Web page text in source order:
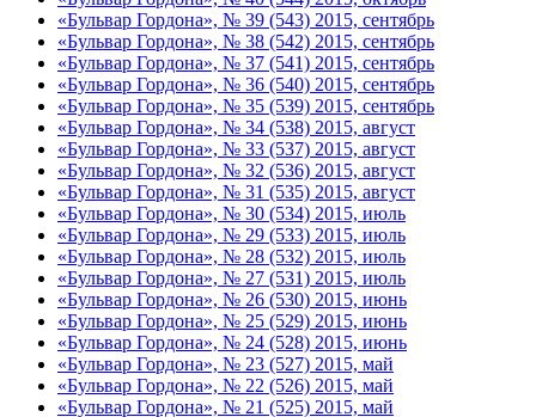
«Бульвар Гордона», № 39 (543) 2015, сентябрь
«Бульвар Гордона», № 38 (542) 2015, сентябрь
«Бульвар Гордона», № 37 (541) 2015, сентябрь
«Бульвар Гордона», № 36 (540) 2015, сентябрь
«Бульвар Гордона», № 35 (539) 2015, сентябрь
«Бульвар Гордона», № 34 (538) 2015, август
«Бульвар Гордона», № 33 (537) 2015, август
«Бульвар Гордона», № 32 (536) 2015, август
«Бульвар Гордона», № 31 (535) 2015, август
«Бульвар Гордона», № 30 (534) 2015, июль
«Бульвар Гордона», № 29 (533) 2015, июль
«Бульвар Гордона», № 28 (532) 2015, июль
«Бульвар Гордона», № 27 (531) 2015, июль
«Бульвар Гордона», № 26 (530) 2015, июнь
«Бульвар Гордона», № 25 (529) 2015, июнь
«Бульвар Гордона», № 24 (528) 2015, июнь
«Бульвар Гордона», № 23 (527) 2015, май
«Бульвар Гордона», № 22 (526) 2015, май
«Бульвар Гордона», № 21 (525) 2015, май